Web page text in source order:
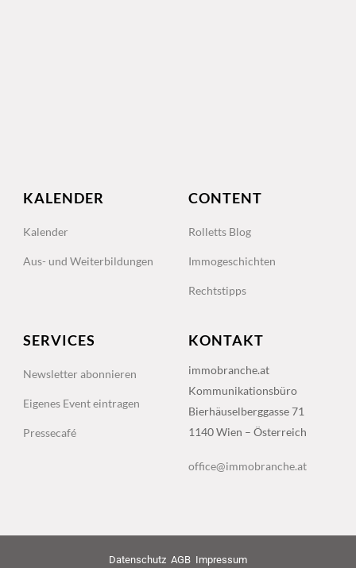
KALENDER
Kalender
Aus- und Weiterbildungen
CONTENT
Rolletts Blog
Immogeschichten
Rechtstipps
SERVICES
Newsletter abonnieren
Eigenes Event eintragen
Pressecafé
KONTAKT
immobranche.at
Kommunikationsbüro
Bierhäuselberggasse 71
1140 Wien – Österreich
office@immobranche.at
Datenschutz AGB Impressum